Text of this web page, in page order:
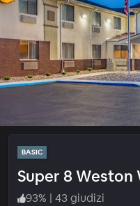
BASIC
Super 8 Weston
93% | 43 giudizi